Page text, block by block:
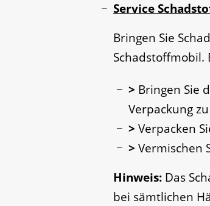
Service
Bringen Sie
Schadstoffmobil.
> Bringen Sie
Verpackung
> Verpacken
> Vermischen
Hinweis: Das
bei sämtlichen